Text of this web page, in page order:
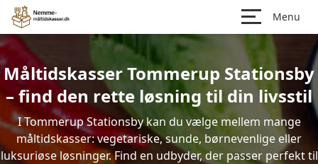
Menu
Måltidskasser Tommerup Stationsby
– find den rette løsning til din livsstil
I Tommerup Stationsby kan du vælge mellem mange
måltidskasser: vegetariske, sunde, børnevenlige eller
luksuriøse løsninger. Find en udbyder, der passer perfekt til